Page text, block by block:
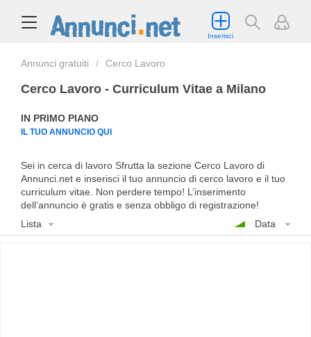
Inserisci
Annunci gratuiti Cerco Lavoro
Cerco Lavoro - Curriculum Vitae a Milano
IN PRIMO PIANO
IL TUO ANNUNCIO QUI
Sei in cerca di lavoro Sfrutta la sezione Cerco Lavoro di
Annunci.net e inserisci il tuo annuncio di cerco lavoro e il tuo
curriculum vitae. Non perdere tempo! L’inserimento
dell’annuncio è gratis e senza obbligo di registrazione!
Lista
Data